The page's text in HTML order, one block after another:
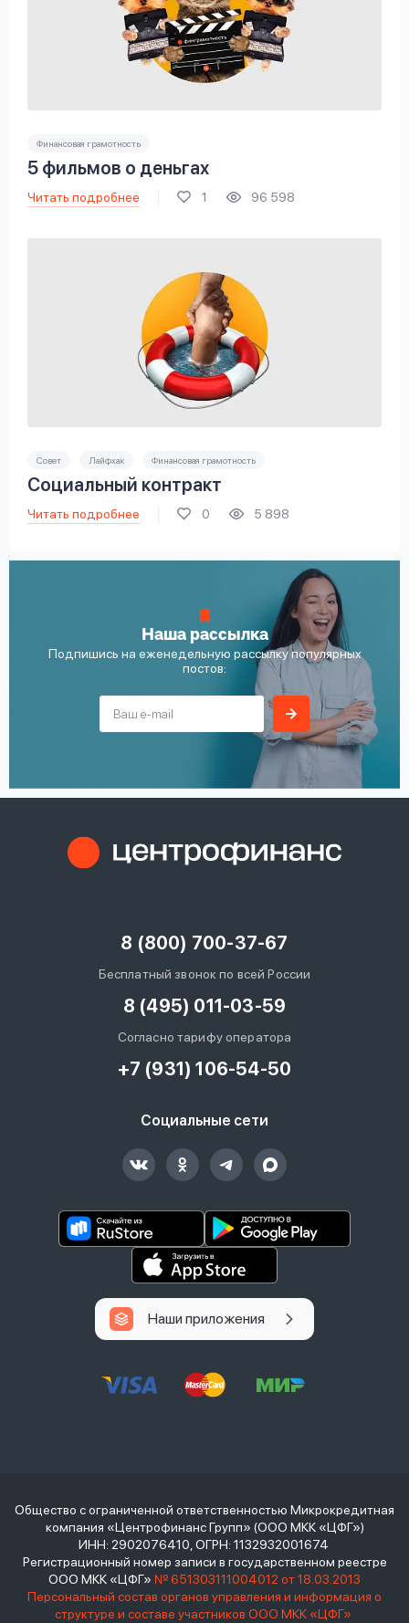
Финансовая грамотность
5 фильмов о деньгах
Читать подробнее 1 96 598
Совет Лайфхак Финансовая грамотность
Социальный контракт
Читать подробнее 0 5 898
Наша рассылка
Подпишись на еженедельную рассылку популярных
постов:
8 (800) 700-37-67
Бесплатный звонок по всей России
8 (495) 011-03-59
Согласно тарифу оператора
+7 (931) 106-54-50
Социальные сети
Наши приложения
Общество с ограниченной ответственностью Микрокредитная
компания «Центрофинанс Групп» (ООО МКК «ЦФГ»)
ИНН: 2902076410, ОГРН: 1132932001674
Регистрационный номер записи в государственном реестре
ООО МКК «ЦФГ» № 651303111004012 от 18.03.2013
Персональный состав органов управления и информация о
структуре и составе участников ООО МКК «ЦФГ»